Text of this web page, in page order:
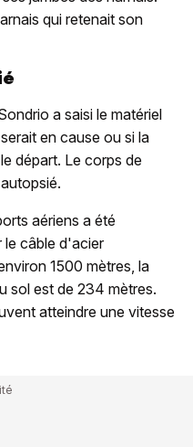
qui retenait son
a saisi le matériel
en cause ou si la
départ. Le corps de
aériens a été
le câble d'acier
1500 mètres, la
sol est de 234 mètres.
atteindre une vitesse